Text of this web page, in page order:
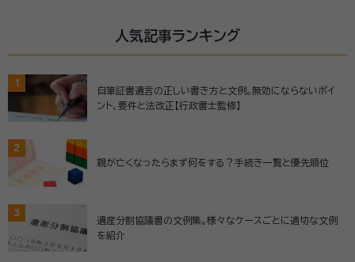
人気記事ランキング
1
自筆証書遺言の正しい書き方と文例。無効にならないポイ
ント、要件と法改正【行政書士監修】
2
親が亡くなったらまず何をする？手続き一覧と優先順位
3
遺産分割協議書の文例集。様々なケースごとに適切な文例
を紹介